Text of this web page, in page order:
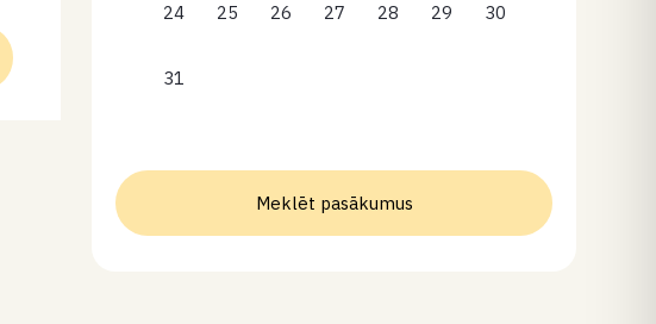
24 25 26 27 28 29 30
31
Meklēt pasākumus